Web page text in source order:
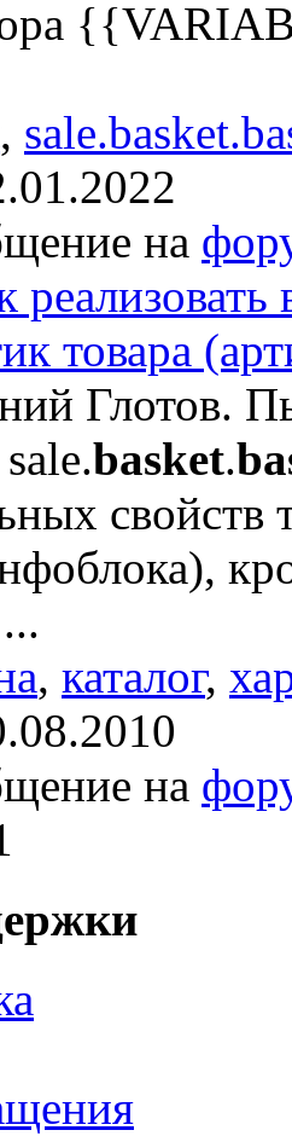
,
на
товара
Глотов.
basket.
свойств
, каталог,
на